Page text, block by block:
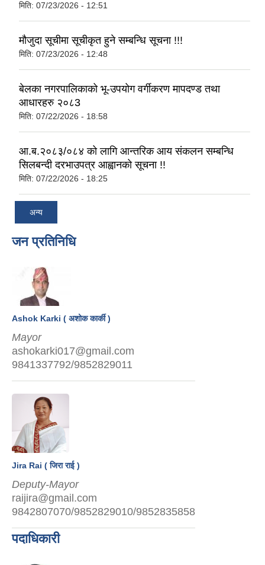
मिति: 07/23/2026 - 12:51
मौजुदा सूचीमा सूचीकृत हुने सम्बन्धि सूचना !!!
मिति: 07/23/2026 - 12:48
बेलका नगरपालिकाको भू-उपयोग वर्गीकरण मापदण्ड तथा
आधारहरु २०८3
मिति: 07/22/2026 - 18:58
आ.ब.२०८३/०८४ को लागि आन्तरिक आय संकलन सम्बन्धि
सिलबन्दी दरभाउपत्र आह्वानको सूचना !!
मिति: 07/22/2026 - 18:25
अन्य
जन प्रतिनिधि
Ashok Karki ( अशोक कार्की )
Mayor
ashokarki017@gmail.com
9841337792/9852829011
Jira Rai ( जिरा राई )
Deputy-Mayor
raijira@gmail.com
9842807070/9852829010/9852835858
पदाधिकारी